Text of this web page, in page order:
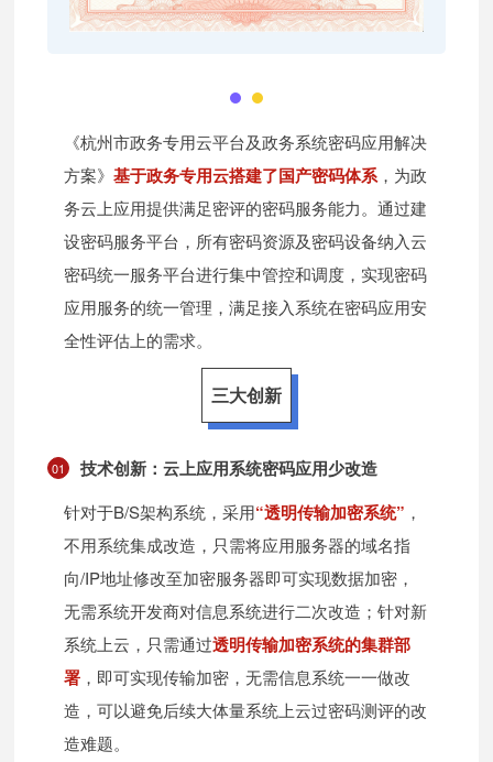
《杭州市政务专用云平台及政务系统密码应用解决
方案》基于政务专用云搭建了国产密码体系 ，为政
务云上应用提供满足密评的密码服务能力。通过建
设密码服务平台，所有密码资源及密码设备纳入云
密码统一服务平台进行集中管控和调度，实现密码
应用服务的统一管理，满足接入系统在密码应用安
全性评估上的需求。
三大创新
01 技术创新：云上应用系统密码应用少改造
针对于B/S架构系统，采用“透明传输加密系统” ，
不用系统集成改造，只需将应用服务器的域名指
向/IP地址修改至加密服务器即可实现数据加密，
无需系统开发商对信息系统进行二次改造；针对新
系统上云，只需通过透明传输加密系统的集群部
署 ，即可实现传输加密，无需信息系统一一做改
造，可以避免后续大体量系统上云过密码测评的改
造难题。